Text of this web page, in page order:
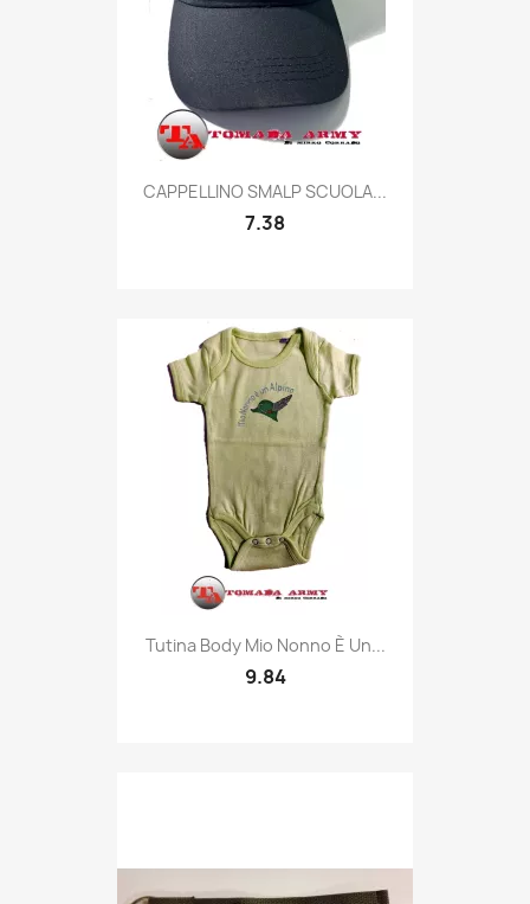
Quick view
CAPPELLINO SMALP SCUOLA...
7.38
Quick view
Tutina Body Mio Nonno È Un...
9.84